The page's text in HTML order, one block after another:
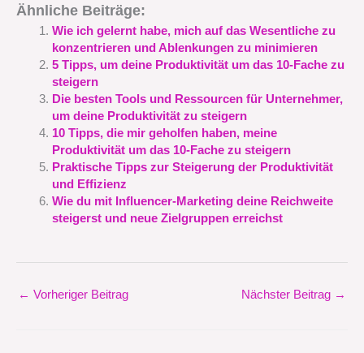
Ähnliche Beiträge:
Wie ich gelernt habe, mich auf das Wesentliche zu
konzentrieren und Ablenkungen zu minimieren
5 Tipps, um deine Produktivität um das 10-Fache zu
steigern
Die besten Tools und Ressourcen für Unternehmer,
um deine Produktivität zu steigern
10 Tipps, die mir geholfen haben, meine
Produktivität um das 10-Fache zu steigern
Praktische Tipps zur Steigerung der Produktivität
und Effizienz
Wie du mit Influencer-Marketing deine Reichweite
steigerst und neue Zielgruppen erreichst
← Vorheriger Beitrag Nächster Beitrag →